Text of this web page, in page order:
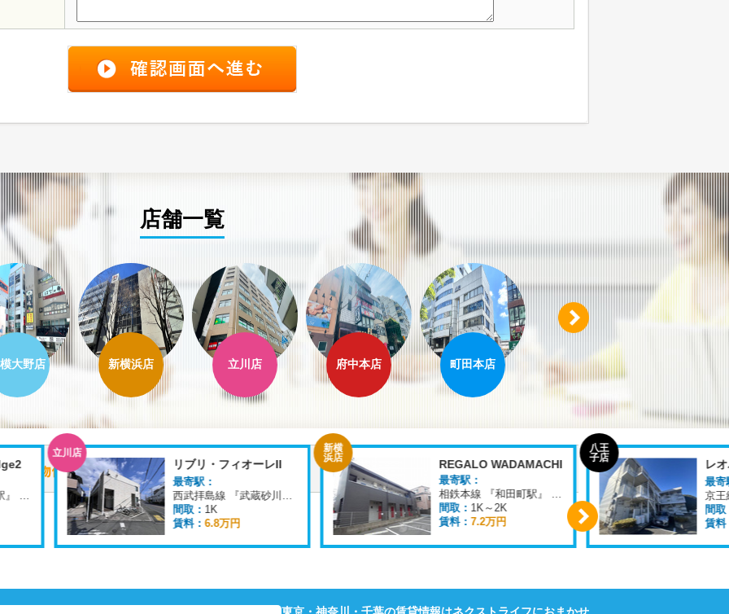
店舗一覧
大野店 新横浜店 立川店 府中本店 町田本店 溝の口店
東武野田線 『逆井駅』 徒歩 15分
リブリ・フィオーレII
立川店
最寄駅：
西武拝島線 『武蔵砂川駅』 徒歩
11分
間取： 1K
賃料：6.8万円
REGALO WADAMACHI
新横
浜店
最寄駅：
相鉄本線 『和田町駅』 徒歩
6分
間取： 1K～2K
賃料：7.2万円
レ
八王
子店
最寄
間取
賃料